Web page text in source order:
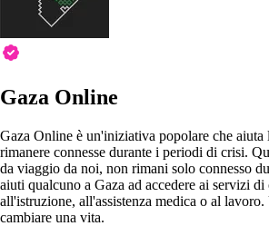
Gaza Online
Gaza Online è un'iniziativa popolare che aiuta
rimanere connesse durante i periodi di crisi.
da viaggio da noi, non rimani solo connesso
aiuti qualcuno a Gaza ad accedere ai servizi di
all'istruzione, all'assistenza medica o al
cambiare una vita.